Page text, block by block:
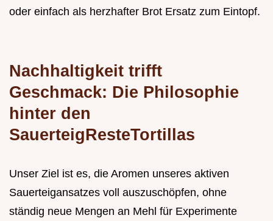
oder einfach als herzhafter Brot Ersatz zum Eintopf.
Nachhaltigkeit trifft
Geschmack: Die Philosophie
hinter den
SauerteigResteTortillas
Unser Ziel ist es, die Aromen unseres aktiven
Sauerteigansatzes voll auszuschöpfen, ohne
ständig neue Mengen an Mehl für Experimente